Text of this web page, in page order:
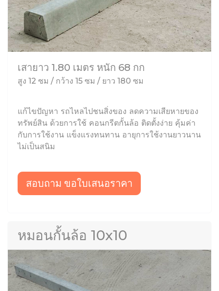
เสายาว 1.80 เมตร หนัก 68 กก
สูง 12 ซม / กว้าง 15 ซม / ยาว 180 ซม
แก้ไขปัญหา รถไหลไปชนสิ่งของ ลดความเสียหายของ
ทรัพย์สิน ด้วยการใช้ คอนกรีตกั้นล้อ ติดตั้งง่าย คุ้มค่า
กับการใช้งาน แข็งแรงทนทาน อายุการใช้งานยาวนาน
ไม่เป็นสนิม
สอบถาม ขอใบเสนอราคา
หมอนกั้นล้อ 10x10